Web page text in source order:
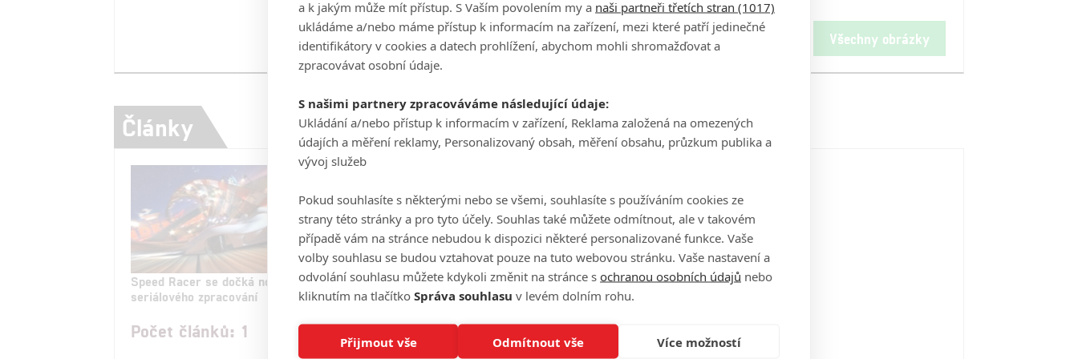
Celé obsazení Všechny obrázky
Články
Speed Racer se dočká nového
seriálového zpracování
Počet článků: 1
Videa
a k jakým může mít přístup. S Vaším povolením my a naši partneři třetích stran (1017)
ukládáme a/nebo máme přístup k informacím na zařízení, mezi které patří jedinečné
identifikátory v cookies a datech prohlížení, abychom mohli shromažďovat a
zpracovávat osobní údaje.
S našimi partnery zpracováváme následující údaje:
Ukládání a/nebo přístup k informacím v zařízení, Reklama založená na omezených
údajích a měření reklamy, Personalizovaný obsah, měření obsahu, průzkum publika a
vývoj služeb
Pokud souhlasíte s některými nebo se všemi, souhlasíte s používáním cookies ze
strany této stránky a pro tyto účely. Souhlas také můžete odmítnout, ale v takovém
případě vám na stránce nebudou k dispozici některé personalizované funkce. Vaše
volby souhlasu se budou vztahovat pouze na tuto webovou stránku. Vaše nastavení a
odvolání souhlasu můžete kdykoli změnit na stránce s ochranou osobních údajů nebo
kliknutím na tlačítko Správa souhlasu v levém dolním rohu.
Přijmout vše Odmítnout vše Více možností